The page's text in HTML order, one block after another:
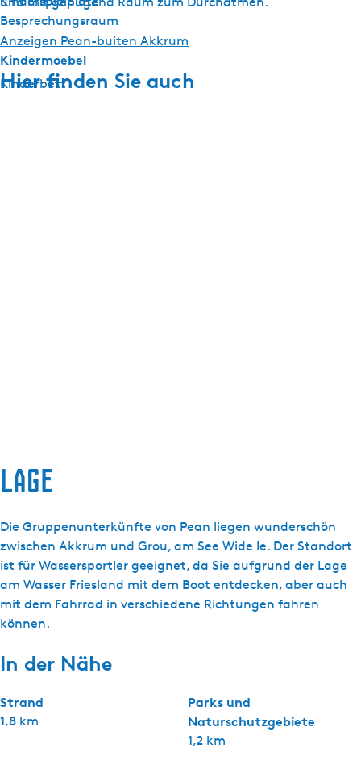
Besprechungsraum
Kindermoebel
Kinderbett
Anzeigen Pean-buiten Akkrum
Hier finden Sie auch
Lage
Die Gruppenunterkünfte von Pean liegen wunderschön
zwischen Akkrum und Grou, am See Wide Ie. Der Standort
ist für Wassersportler geeignet, da Sie aufgrund der Lage
am Wasser Friesland mit dem Boot entdecken, aber auch
mit dem Fahrrad in verschiedene Richtungen fahren
können.
In der Nähe
Strand
1,8 km
Parks und
Naturschutzgebiete
1,2 km